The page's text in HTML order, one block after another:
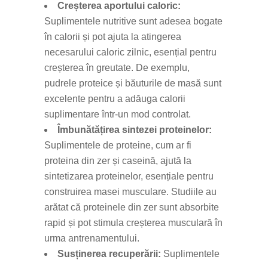
Creșterea aportului caloric:
Suplimentele nutritive sunt adesea bogate
în calorii și pot ajuta la atingerea
necesarului caloric zilnic, esențial pentru
creșterea în greutate. De exemplu,
pudrele proteice și băuturile de masă sunt
excelente pentru a adăuga calorii
suplimentare într-un mod controlat.
Îmbunătățirea sintezei proteinelor:
Suplimentele de proteine, cum ar fi
proteina din zer și caseină, ajută la
sintetizarea proteinelor, esențiale pentru
construirea masei musculare. Studiile au
arătat că proteinele din zer sunt absorbite
rapid și pot stimula creșterea musculară în
urma antrenamentului.
Susținerea recuperării: Suplimentele